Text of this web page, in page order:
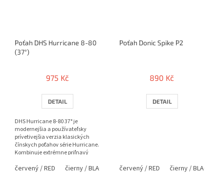
Poťah DHS Hurricane 8-80
(37°)
975 Kč
DETAIL
DHS Hurricane 8-80 37° je
modernejšia a používateľsky
prívetivejšia verzia klasických
čínskych poťahov série Hurricane.
Kombinuje extrémne priľnavý
červený / RED čierny / BLACK
Poťah Donic Spike P2
890 Kč
DETAIL
červený / RED čierny / BLACK